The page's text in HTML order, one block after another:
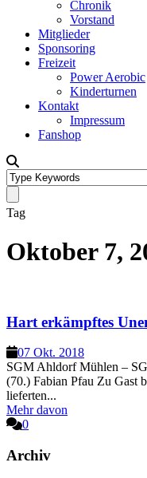
Chronik
Vorstand
Mitglieder
Sponsoring
Freizeit
Power Aerobic
Kinderturnen
Kontakt
Impressum
Fanshop
Tag
Oktober 7,
Hart erkämpftes
07 Okt. 2018
SGM Ahldorf Mühlen –
(70.) Fabian Pfau Zu Gast
lieferten...
Mehr davon
0
Archiv